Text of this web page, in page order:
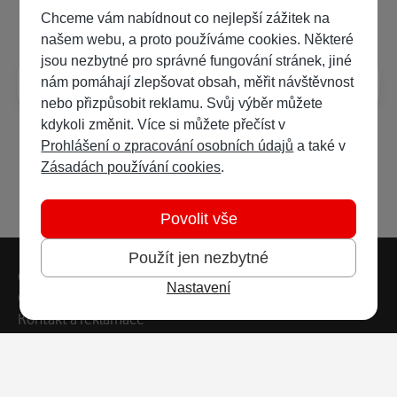
Často kladené dotazy
Jak číst e-knihy?
Patička webu
Vedlejší navigace
Časté dotazy
Obchodní podmínky
Kontakt a reklamace
Chceme vám nabídnout co nejlepší zážitek na
našem webu, a proto používáme cookies. Některé
jsou nezbytné pro správné fungování stránek, jiné
nám pomáhají zlepšovat obsah, měřit návštěvnost
nebo přizpůsobit reklamu. Svůj výběr můžete
kdykoli změnit. Více si můžete přečíst v
Prohlášení o zpracování osobních údajů a také v
Zásadách používání cookies.
Použít jen nezbytné
Povolit vše
Nastavení